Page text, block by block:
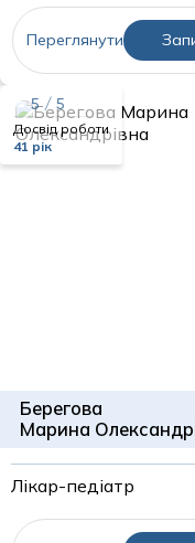
Переглянути
5 / 5
Досвід роботи
41 рік
Берегова
Марина
Лікар-педіатр